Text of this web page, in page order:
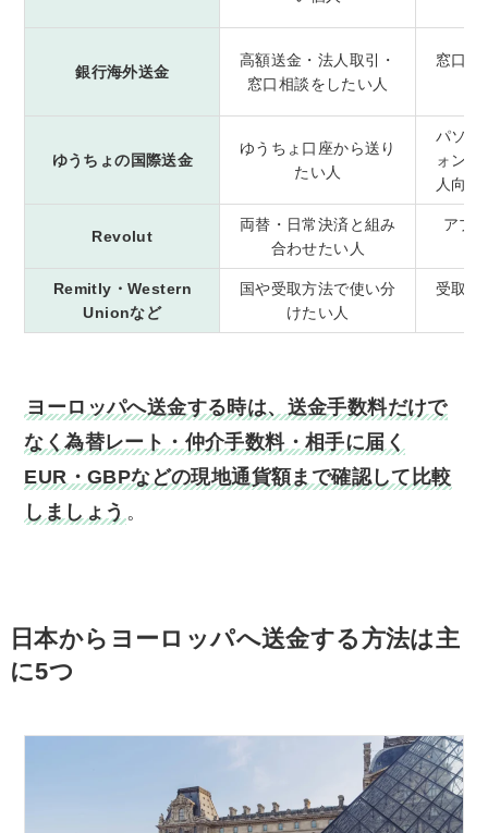
銀行海外送金
高額送金・法人取引・
窓口相談をしたい人
窓口サ
ゆうちょの国際送金
ゆうちょ口座から送り
たい人
パソコ
ォンか
人向
Revolut
両替・日常決済と組み
合わせたい人
アプ
Remitly・Western
Unionなど
国や受取方法で使い分
けたい人
受取方
ヨーロッパへ送金する時は、送金手数料だけで
なく為替レート・仲介手数料・相手に届く
EUR・GBPなどの現地通貨額まで確認して比較
しましょう 。
日本からヨーロッパへ送金する方法は主
に5つ